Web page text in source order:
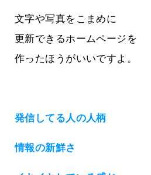
文字や写真をこまめに
更新できるホームページを
作ったほうがいいですよ。
発信してる人の人柄
情報の新鮮さ